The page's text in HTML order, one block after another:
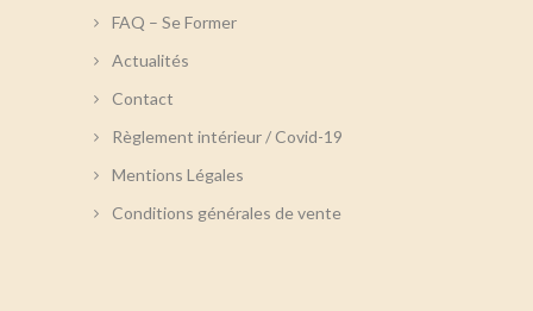
FAQ – Se Former
Actualités
Contact
Règlement intérieur / Covid-19
Mentions Légales
Conditions générales de vente